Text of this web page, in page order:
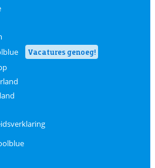
Vacatures genoeg!